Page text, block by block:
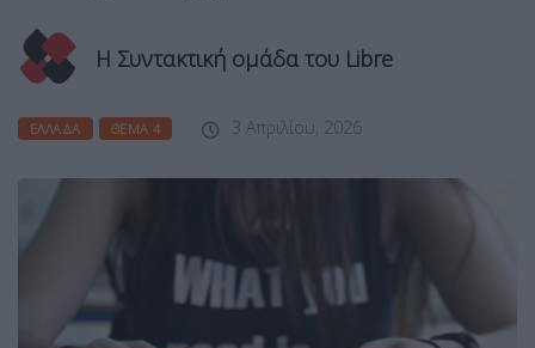
Η Συντακτική ομάδα του Libre
ΕΛΛΆΔΑ ΘΈΜΑ 4 3 Απριλίου, 2026